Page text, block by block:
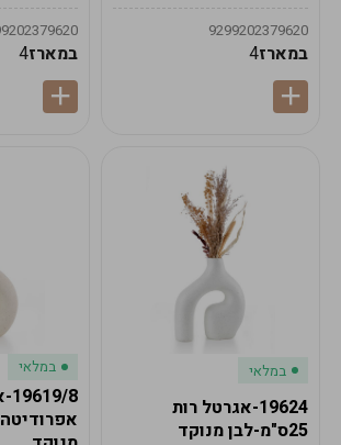
9299202379620
במארז4 במארז4
במלאי
19624-אגרטל רות
25ס"מ-לבן מנוקד
במלאי